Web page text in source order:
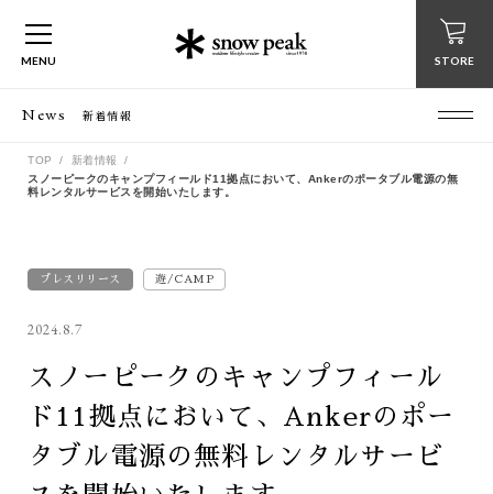
MENU STORE
News 新着情報
TOP
新着情報
スノーピークのキャンプフィールド11拠点において、Ankerのポータブル電源の無
料レンタルサービスを開始いたします。
プレスリリース 遊/CAMP
2024.8.7
スノーピークのキャンプフィール
ド11拠点において、Ankerのポー
タブル電源の無料レンタルサービ